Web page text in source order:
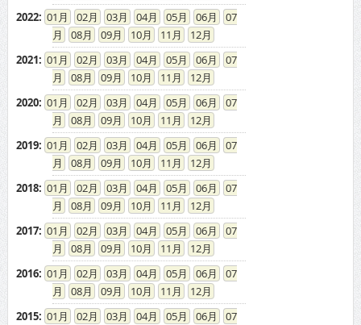
2022: 01 02 03 04 05 06
07
08
09 10 11
12
2021: 01 02 03 04 05 06
07
08
09 10 11
12
2020: 01 02 03 04 05 06
07
08
09 10 11
12
2019: 01 02 03 04 05 06
07
08
09 10 11
12
2018: 01 02 03 04 05 06
07
08
09 10 11
12
2017: 01 02 03 04 05 06
07
08
09 10 11
12
2016: 01 02 03 04 05 06
07
08
09 10 11
12
2015: 01 02 03 04 05 06
07